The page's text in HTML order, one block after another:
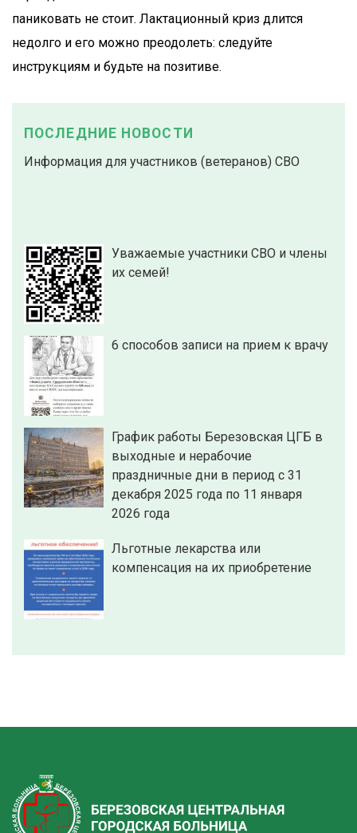
паниковать не стоит. Лактационный криз длится
недолго и его можно преодолеть: следуйте
инструкциям и будьте на позитиве.
ПОСЛЕДНИЕ НОВОСТИ
Информация для участников (ветеранов) СВО
Уважаемые участники СВО и члены
их семей!
6 способов записи на прием к врачу
График работы Березовская ЦГБ в
выходные и нерабочие
праздничные дни в период с 31
декабря 2025 года по 11 января
2026 года
Льготные лекарства или
компенсация на их приобретение